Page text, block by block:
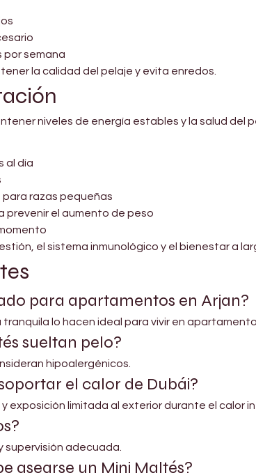
por semana
la calidad del pelaje y evita enredos.
niveles de energía estables y la salud del
al día
razas pequeñas
prevenir el aumento de peso
el sistema inmunológico y el bienestar a
para apartamentos en Arjan?
lo hacen ideal para vivir en
sueltan pelo?
hipoalergénicos.
el calor de Dubái?
exposición limitada al exterior durante el calor
supervisión adecuada.
asearse un Mini Maltés?